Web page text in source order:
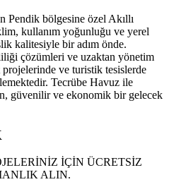
Pendik bölgesine özel Akıllı
kullanım yoğunluğu ve yerel
kalitesiyle bir adım önde.
çözümleri ve uzaktan yönetim
ve turistik tesislerde
Tecrübe Havuz ile
güvenilir ve ekonomik bir gelecek
İÇİN ÜCRETSİZ
ALIN.